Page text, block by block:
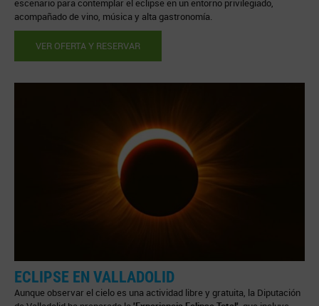
escenario para contemplar el eclipse en un entorno privilegiado,
acompañado de vino, música y alta gastronomía.
VER OFERTA Y RESERVAR
ECLIPSE EN VALLADOLID
Aunque observar el cielo es una actividad libre y gratuita, la Diputación